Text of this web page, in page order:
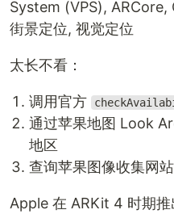
System (VPS), ARCore,
街景定位, 视觉定位
太长不看：
调用官方
通过苹果地图 Look
地区
查询苹果图像收集网
Apple 在 ARKit 4 时期